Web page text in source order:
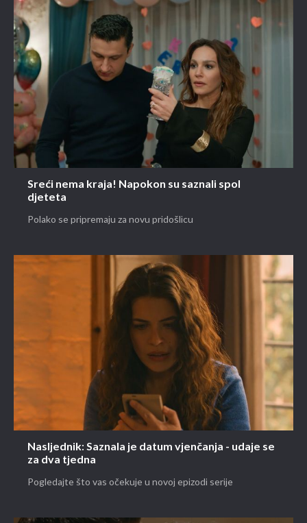
Sreći nema kraja! Napokon su saznali spol
djeteta
Polako se pripremaju za novu pridošlicu
Nasljednik: Saznala je datum vjenčanja - udaje se
za dva tjedna
Pogledajte što vas očekuje u novoj epizodi serije